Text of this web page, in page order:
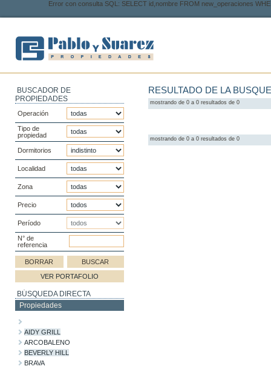
Error con consulta SQL: SELECT id,nombre FROM new_operaciones
BUSCADOR DE
PROPIEDADES
Operación
Tipo de
propiedad
Dormitorios
Localidad
Zona
Precio
Período
N° de
referencia
VER PORTAFOLIO
BÚSQUEDA DIRECTA
Propiedades
AIDY GRILL
ARCOBALENO
BEVERLY HILL
BRAVA
RESULTADO DE LA
mostrando de 0 a 0 resultados de 0
mostrando de 0 a 0 resultados de 0